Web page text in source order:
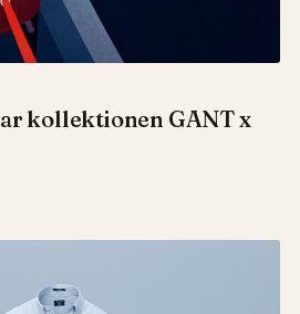
kollektionen GANT x